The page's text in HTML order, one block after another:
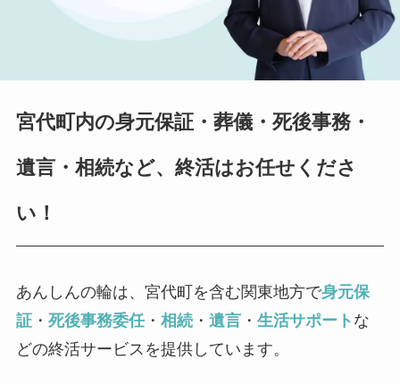
宮代町内の身元保証・葬儀・死後事務・
遺言・相続など、終活はお任せくださ
い！
あんしんの輪は、宮代町を含む関東地方で身元保
証・ 死後事務委任・ 相続・ 遺言・ 生活サポートな
どの終活サービスを提供しています。